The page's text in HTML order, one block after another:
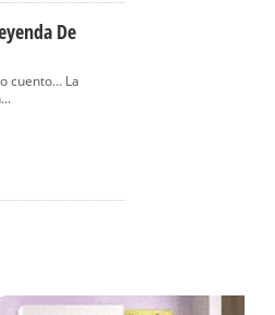
De
cuento… La